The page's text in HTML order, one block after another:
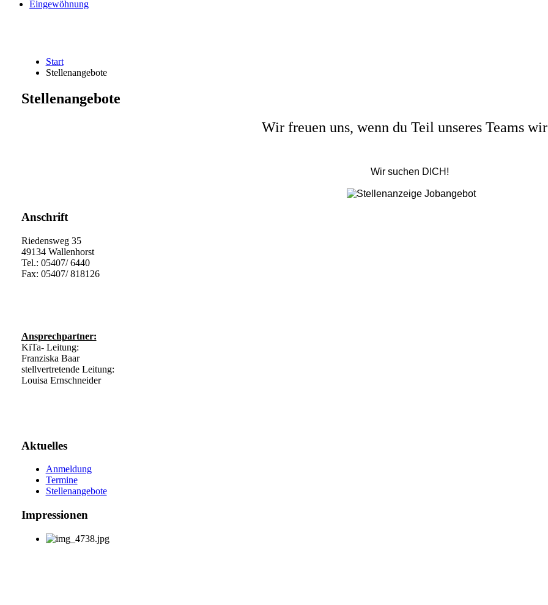
Eingewöhnung
Start
Stellenangebote
Stellenangebote
Wir freuen uns, wenn du Teil unseres Teams
Wir suchen DICH!
Anschrift
Riedensweg 35
49134 Wallenhorst
Tel.: 05407/ 6440
Fax: 05407/ 818126
Ansprechpartner:
KiTa- Leitung:
Franziska Baar
stellvertretende Leitung:
Louisa Ernschneider
Aktuelles
Anmeldung
Termine
Stellenangebote
Impressionen